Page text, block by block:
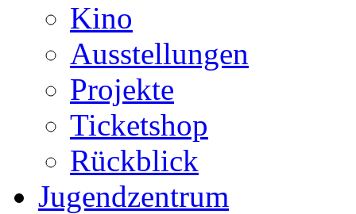
Kino
Ausstellungen
Projekte
Ticketshop
Rückblick
Jugendzentrum